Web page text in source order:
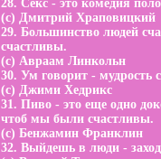
28. Секс - это комедия
(с) Дмитрий Храповицкий
29. Большинство людей
счастливы.
(с) Авраам Линкольн
30. Ум говорит - мудрость
(с) Джими Хедрикс
31. Пиво - это еще одно
чтоб мы были счастливы.
(с) Бенжамин Франклин
32. Выйдешь в люди -